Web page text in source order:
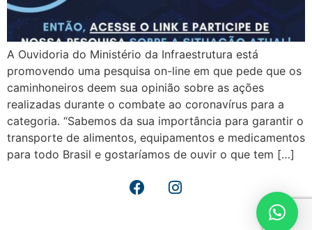
A Ouvidoria do Ministério da Infraestrutura está
promovendo uma pesquisa on-line em que pede que os
caminhoneiros deem sua opinião sobre as ações
realizadas durante o combate ao coronavírus para a
categoria. “Sabemos da sua importância para garantir o
transporte de alimentos, equipamentos e medicamentos
para todo Brasil e gostaríamos de ouvir o que tem […]
© Federação dos Caminhoneiros Autônomos do Rio Grande do